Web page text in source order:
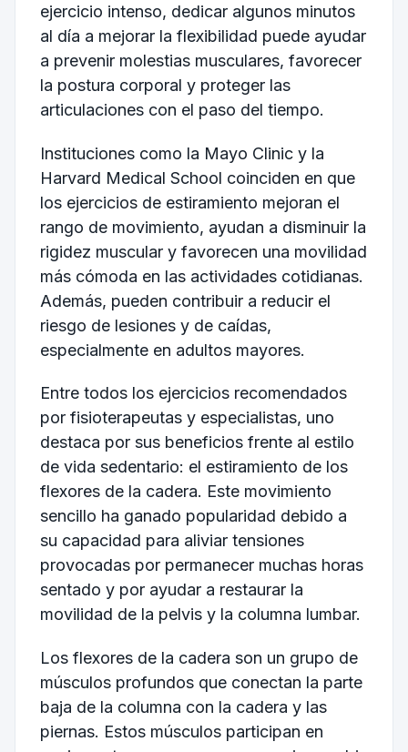
ejercicio intenso, dedicar algunos minutos
al día a mejorar la flexibilidad puede ayudar
a prevenir molestias musculares, favorecer
la postura corporal y proteger las
articulaciones con el paso del tiempo.
Instituciones como la Mayo Clinic y la
Harvard Medical School coinciden en que
los ejercicios de estiramiento mejoran el
rango de movimiento, ayudan a disminuir la
rigidez muscular y favorecen una movilidad
más cómoda en las actividades cotidianas.
Además, pueden contribuir a reducir el
riesgo de lesiones y de caídas,
especialmente en adultos mayores.
Entre todos los ejercicios recomendados
por fisioterapeutas y especialistas, uno
destaca por sus beneficios frente al estilo
de vida sedentario: el estiramiento de los
flexores de la cadera. Este movimiento
sencillo ha ganado popularidad debido a
su capacidad para aliviar tensiones
provocadas por permanecer muchas horas
sentado y por ayudar a restaurar la
movilidad de la pelvis y la columna lumbar.
Los flexores de la cadera son un grupo de
músculos profundos que conectan la parte
baja de la columna con la cadera y las
piernas. Estos músculos participan en